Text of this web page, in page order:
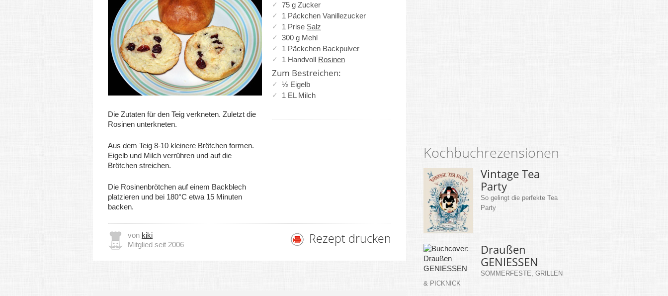
75 g Zucker
1 Päckchen Vanillezucker
1 Prise Salz
300 g Mehl
1 Päckchen Backpulver
1 Handvoll Rosinen
Zum Bestreichen:
½ Eigelb
1 EL Milch
Die Zutaten für den Teig verkneten. Zuletzt die
Rosinen unterkneten.
Aus dem Teig 8-10 kleinere Brötchen formen.
Eigelb und Milch verrühren und auf die
Brötchen streichen.
Die Rosinenbrötchen auf einem Backblech
platzieren und bei 180°C etwa 15 Minuten
backen.
von kiki
Mitglied seit 2006
Rezept drucken
Kochbuchrezensionen
Vintage Tea
Party
So gelingt die perfekte Tea
Party
Draußen
GENIESSEN
SOMMERFESTE, GRILLEN
& PICKNICK